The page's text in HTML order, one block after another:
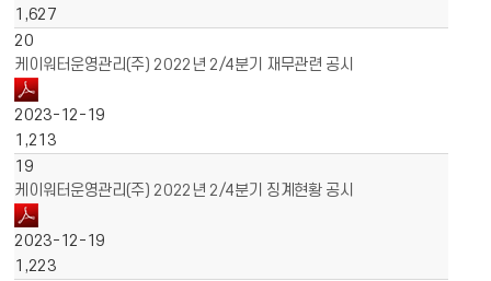
1,627
20
케이워터운영관리(주) 2022년 2/4분기 재무관련 공시
2023-12-19
1,213
19
케이워터운영관리(주) 2022년 2/4분기 징계현황 공시
2023-12-19
1,223